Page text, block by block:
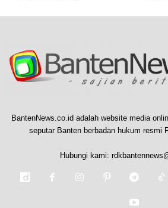
BantenNews.co.id adalah website media
seputar Banten berbadan hukum resmi
Hubungi kami: